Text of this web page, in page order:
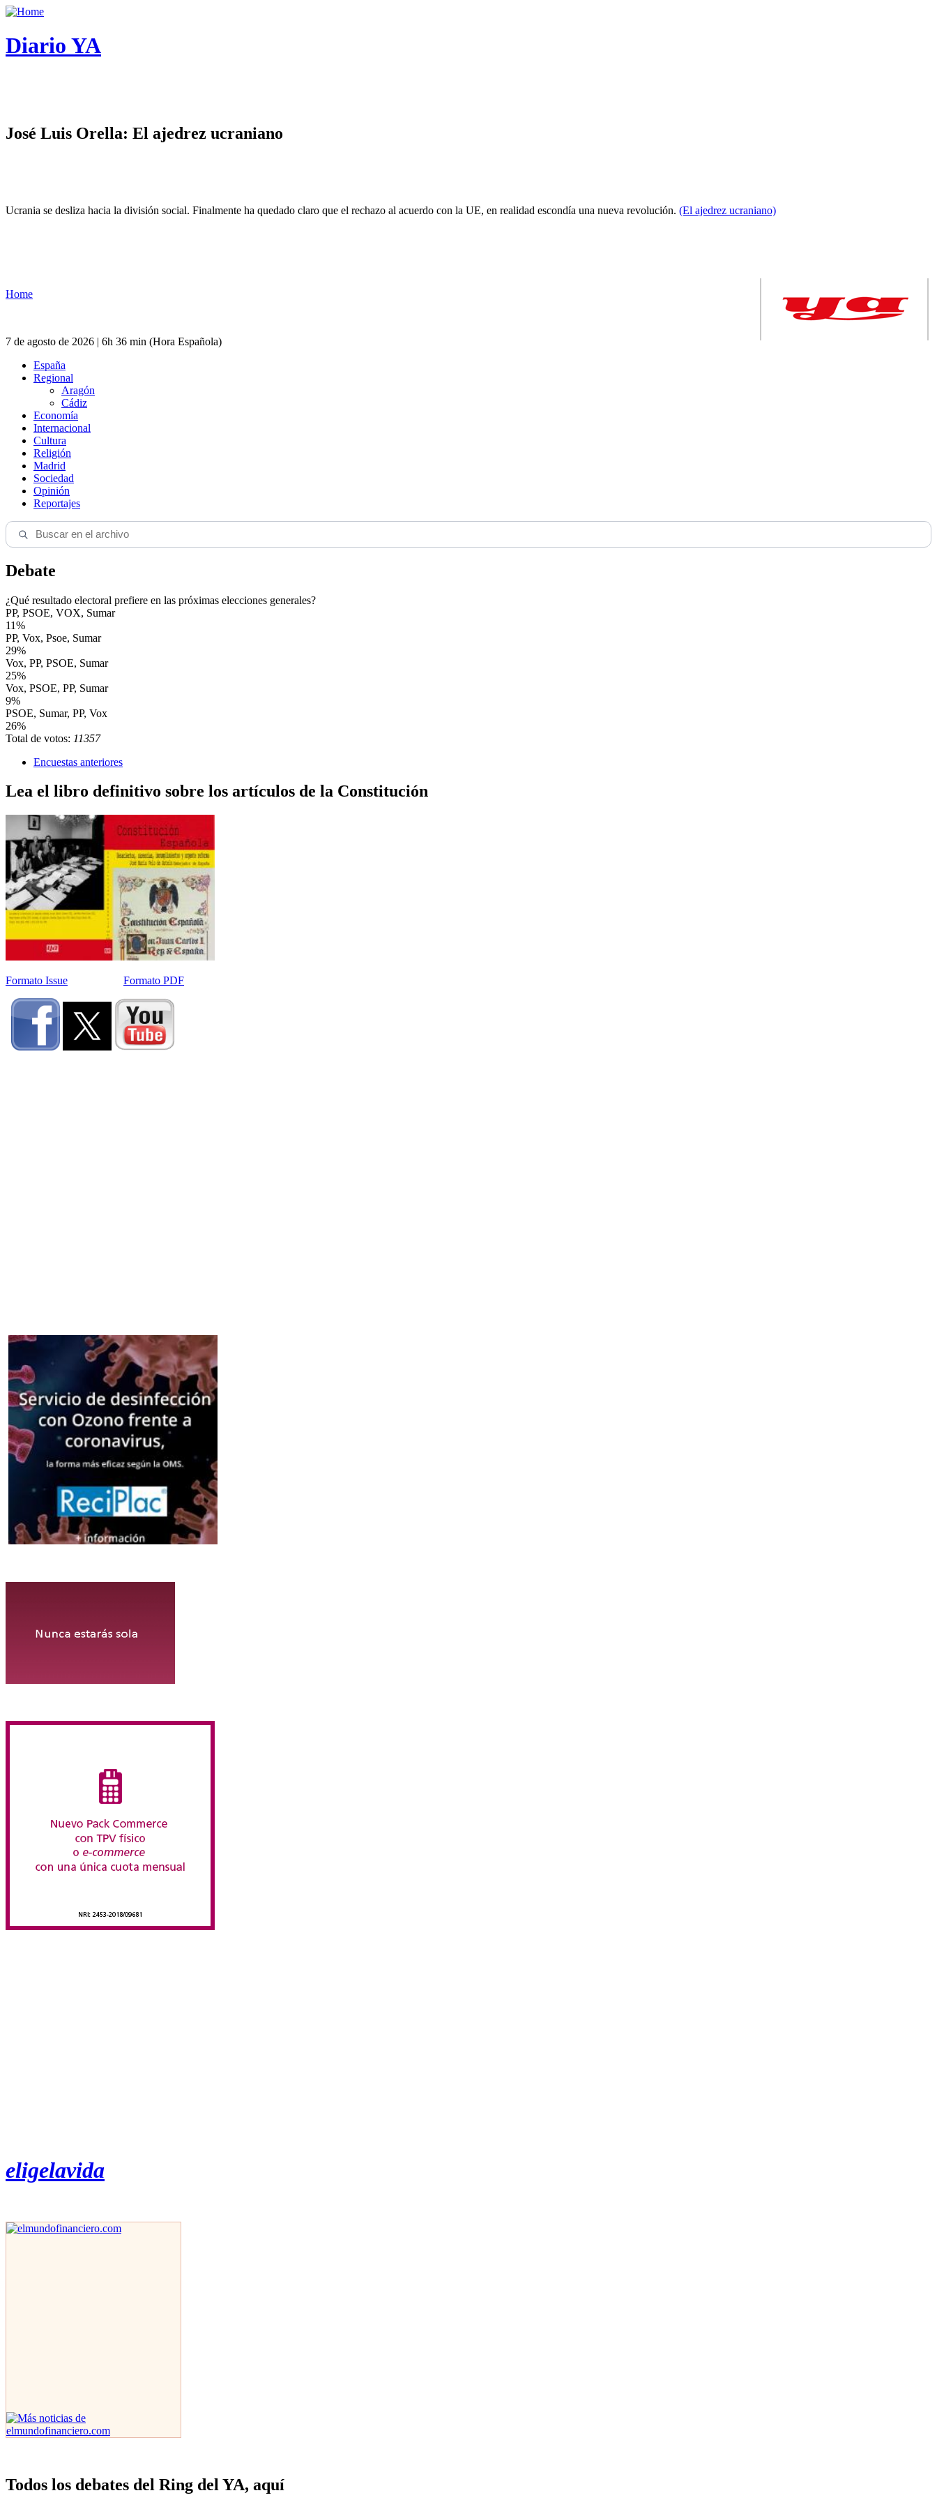
Diario YA
José Luis Orella: El ajedrez ucraniano
Ucrania se desliza hacia la división social. Finalmente ha quedado claro que el rechazo al acuerdo con la UE, en realidad escondía una nueva revolución. (El ajedrez ucraniano)
Home
7 de agosto de 2026 | 6h 36 min (Hora Española)
España
Regional
Aragón
Cádiz
Economía
Internacional
Cultura
Religión
Madrid
Sociedad
Opinión
Reportajes
Debate
¿Qué resultado electoral prefiere en las próximas elecciones generales?
PP, PSOE, VOX, Sumar
11%
PP, Vox, Psoe, Sumar
29%
Vox, PP, PSOE, Sumar
25%
Vox, PSOE, PP, Sumar
9%
PSOE, Sumar, PP, Vox
26%
Total de votos: 11357
Encuestas anteriores
Lea el libro definitivo sobre los artículos de la Constitución
Formato Issue Formato PDF
eligelavida
Todos los debates del Ring del YA, aquí